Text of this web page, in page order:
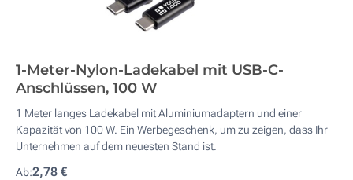
1-Meter-Nylon-Ladekabel mit USB-C-
Anschlüssen, 100 W
1 Meter langes Ladekabel mit Aluminiumadaptern und einer
Kapazität von 100 W. Ein Werbegeschenk, um zu zeigen, dass Ihr
Unternehmen auf dem neuesten Stand ist.
Ab:2,78 €